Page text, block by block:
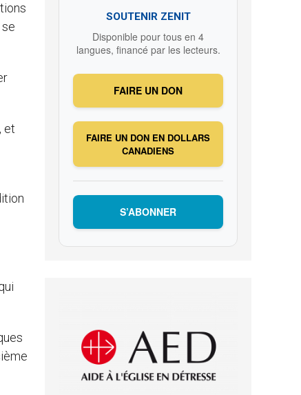
et
SOUTENIR ZENIT
Disponible pour tous en 4
langues, financé par les lecteurs.
FAIRE UN DON
FAIRE UN DON EN DOLLARS
CANADIENS
S’ABONNER